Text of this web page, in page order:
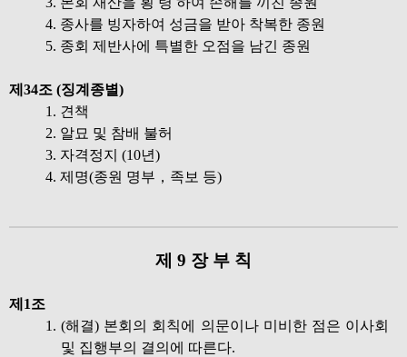
4. 종사를 빙자하여 성금을 받아 착복한 종원
5. 종회 제반사에 특별한 오점을 남긴 종원
제34조 (징계종별)
1. 견책
2. 알묘 및 참배 불허
3. 자격정지 (10년)
4. 제명(종원 명부，족보 등)
제 9 장 부 칙
제1조
1. (해결) 본회의 회칙에 의문이나 미비한 점은 이사회
및 집행부의 결의에 따른다.